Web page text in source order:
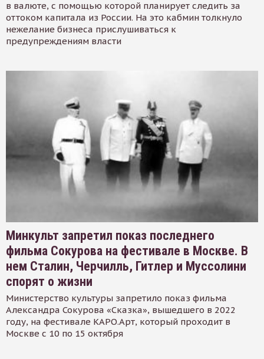
в валюте, с помощью которой планирует следить за
оттоком капитала из России. На это кабмин толкнуло
нежелание бизнеса прислушиваться к
предупреждениям власти
Минкульт запретил показ последнего
фильма Сокурова на фестивале в Москве. В
нем Сталин, Черчилль, Гитлер и Муссолини
спорят о жизни
Министерство культуры запретило показ фильма
Александра Сокурова «Сказка», вышедшего в 2022
году, на фестивале КАРО.Арт, который проходит в
Москве с 10 по 15 октября